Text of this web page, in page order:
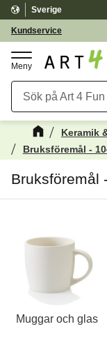
Meny
Kundservice
Sverige
Keramik
Bruksföremål -
Bruksföremål
Muggar och glas